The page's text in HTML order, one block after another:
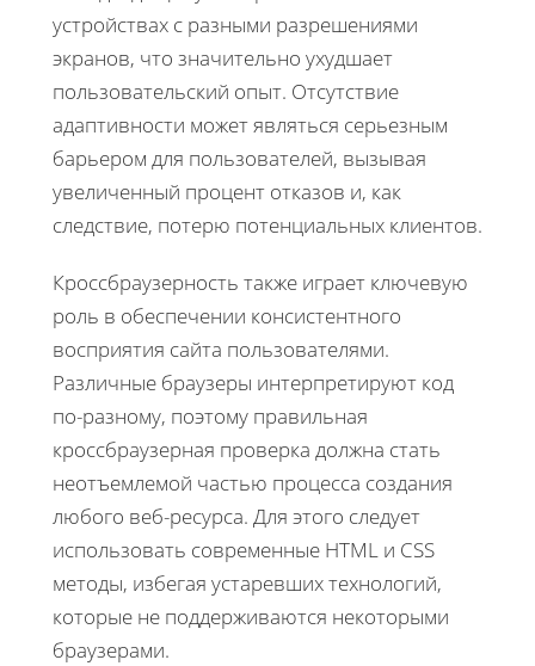
устройствах с разными разрешениями
экранов, что значительно ухудшает
пользовательский опыт. Отсутствие
адаптивности может являться серьезным
барьером для пользователей, вызывая
увеличенный процент отказов и, как
следствие, потерю потенциальных клиентов.
Кроссбраузерность также играет ключевую
роль в обеспечении консистентного
восприятия сайта пользователями.
Различные браузеры интерпретируют код
по-разному, поэтому правильная
кроссбраузерная проверка должна стать
неотъемлемой частью процесса создания
любого веб-ресурса. Для этого следует
использовать современные HTML и CSS
методы, избегая устаревших технологий,
которые не поддерживаются некоторыми
браузерами.